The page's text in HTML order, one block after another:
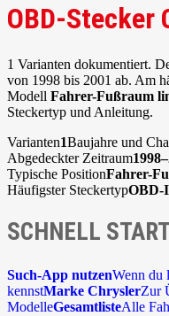
OBD-Stecker
1 Varianten dokumentiert.
von 1998 bis 2001 ab. Am
Modell Fahrer-Fußraum
Steckertyp und Anleitung.
Varianten1Baujahre und
Abgedeckter Zeitraum
Typische PositionFahrer-
Häufigster SteckertypOBD-
SCHNELL
Such-App nutzenWenn du
kennstMarke ChryslerZur
ModelleGesamtlisteAlle